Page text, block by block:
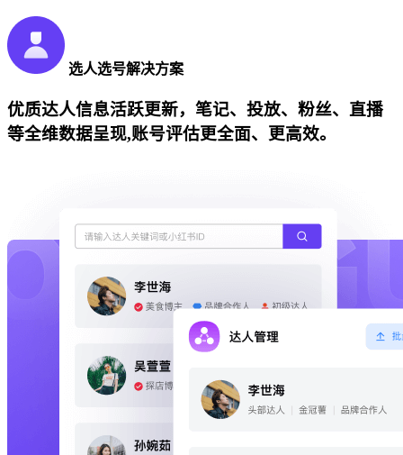
选人选号解决方案
优质达人信息活跃更新，笔记、投放、粉丝、直播
等全维数据呈现,账号评估更全面、更高效。